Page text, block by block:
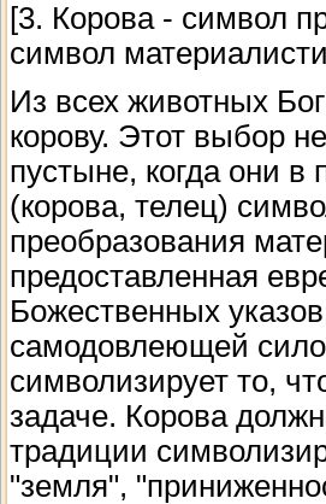
[3. Корова - символ
символ
Из всех животных
корову. Этот выбор
пустыне, когда они
(корова, телец)
преобразования
предоставленная
Божественных
самодовлеющей
символизирует то,
задаче. Корова
традиции
"земля",